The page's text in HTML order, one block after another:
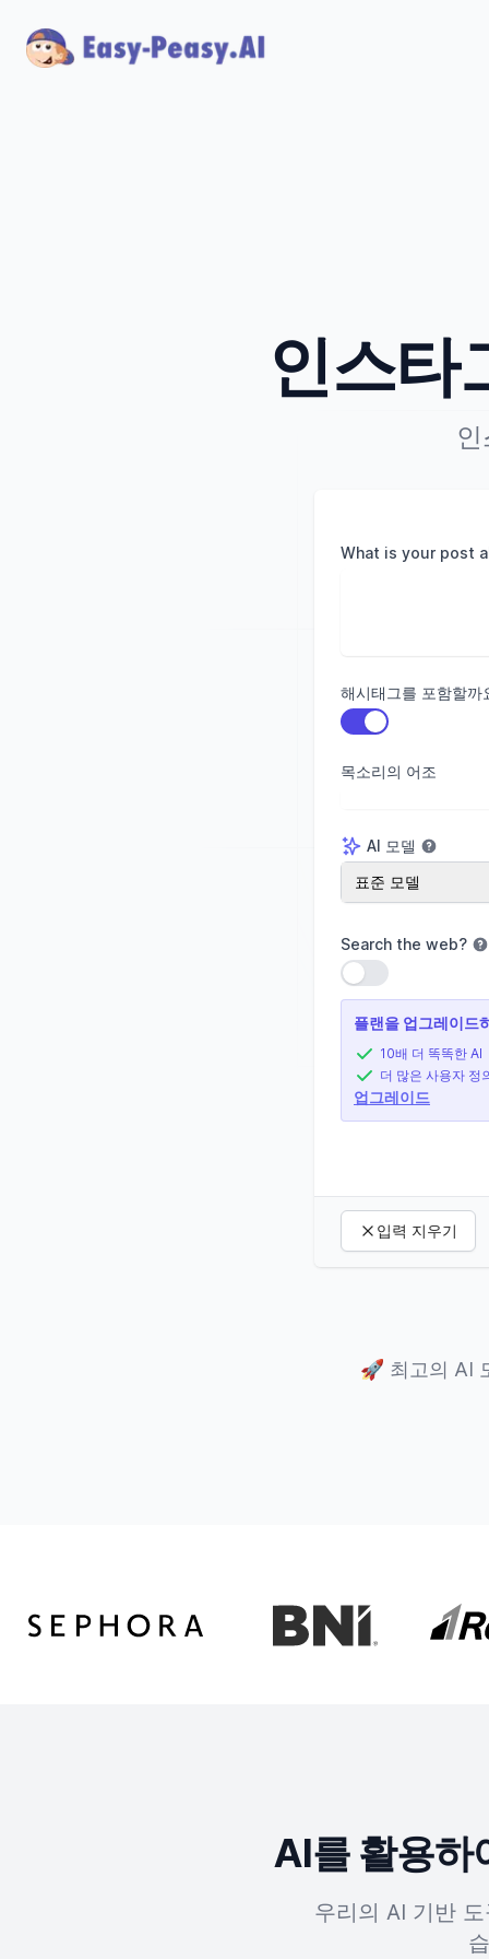
인스타
What is your post
해시태그를 포함할까
설정 사용
목소리의 어조
AI 모델
AI 모델
표준 모델
Search the web?
설정 사용
플랜을 업그레이드
10배 더 똑똑한 AI
더 많은 사용자 정
업그레이드
입력 지우기
🚀 최고의 AI
AI를 활용하
우리의 AI 기반